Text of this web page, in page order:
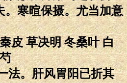
。寒暄保摄。尤当加意
皮 草决明 冬桑叶 白
法。肝风胃阳已折其